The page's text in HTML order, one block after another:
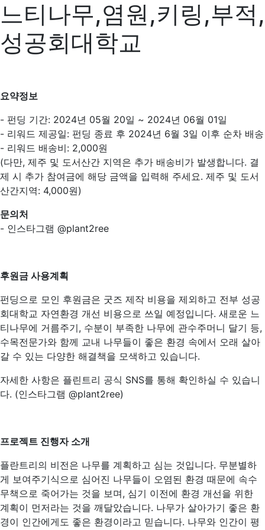
느티나무,염원,키링,부적,
성공회대학교
요약정보
- 펀딩 기간: 2024년 05월 20일 ~ 2024년 06월 01일
- 리워드 제공일: 펀딩 종료 후 2024년 6월 3일 이후 순차 배송
- 리워드 배송비: 2,000원
(다만, 제주 및 도서산간 지역은 추가 배송비가 발생합니다. 결
제 시 추가 참여금에 해당 금액을 입력해 주세요. 제주 및 도서
산간지역: 4,000원)
문의처
- 인스타그램 @plant2ree
후원금 사용계획
펀딩으로 모인 후원금은 굿즈 제작 비용을 제외하고 전부 성공
회대학교 자연환경 개선 비용으로 쓰일 예정입니다. 새로운 느
티나무에 거름주기, 수분이 부족한 나무에 관수주머니 달기 등,
수목전문가와 함께 교내 나무들이 좋은 환경 속에서 오래 살아
갈 수 있는 다양한 해결책을 모색하고 있습니다.
자세한 사항은 플린트리 공식 SNS를 통해 확인하실 수 있습니
다. (인스타그램 @plant2ree)
프로젝트 진행자 소개
플란트리의 비전은 나무를 계획하고 심는 것입니다. 무분별하
게 보여주기식으로 심어진 나무들이 오염된 환경 때문에 속수
무책으로 죽어가는 것을 보며, 심기 이전에 환경 개선을 위한
계획이 먼저라는 것을 깨달았습니다. 나무가 살아가기 좋은 환
경이 인간에게도 좋은 환경이라고 믿습니다. 나무와 인간이 평